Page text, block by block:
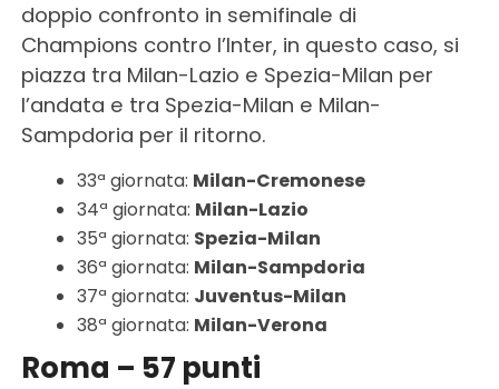
doppio confronto in semifinale di
Champions contro l’Inter, in questo caso, si
piazza tra Milan-Lazio e Spezia-Milan per
l’andata e tra Spezia-Milan e Milan-
Sampdoria per il ritorno.
33ª giornata: Milan-Cremonese
34ª giornata: Milan-Lazio
35ª giornata: Spezia-Milan
36ª giornata: Milan-Sampdoria
37ª giornata: Juventus-Milan
38ª giornata: Milan-Verona
Roma – 57 punti